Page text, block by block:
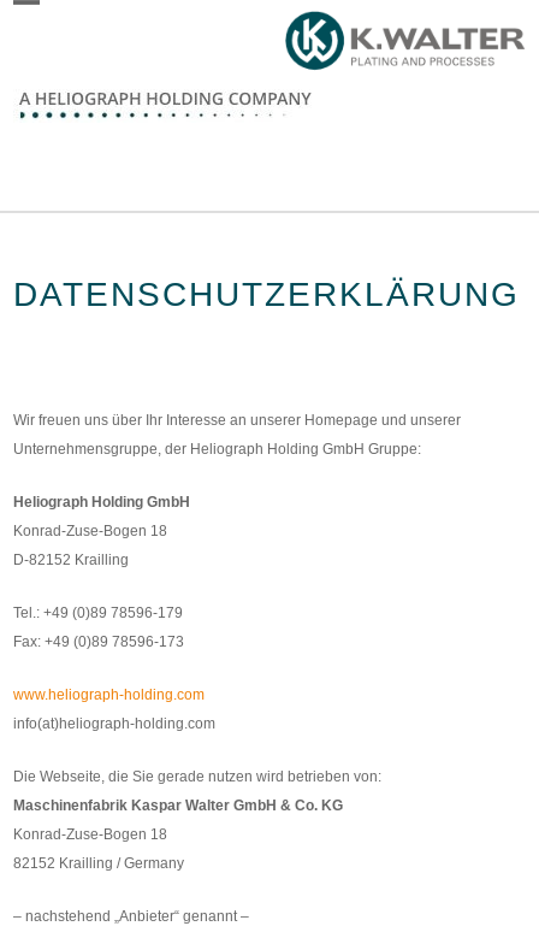
mobile
mobile
DATENSCHUTZERKLÄRUNG
Wir freuen uns über Ihr Interesse an unserer Homepage und unserer
Unternehmensgruppe, der Heliograph Holding GmbH Gruppe:
Heliograph Holding GmbH
Konrad-Zuse-Bogen 18
D-82152 Krailling
Tel.: +49 (0)89 78596-179
Fax: +49 (0)89 78596-173
www.heliograph-holding.com
info(at)heliograph-holding.com
Die Webseite, die Sie gerade nutzen wird betrieben von:
Maschinenfabrik Kaspar Walter GmbH & Co. KG
Konrad-Zuse-Bogen 18
82152 Krailling / Germany
– nachstehend „Anbieter“ genannt –